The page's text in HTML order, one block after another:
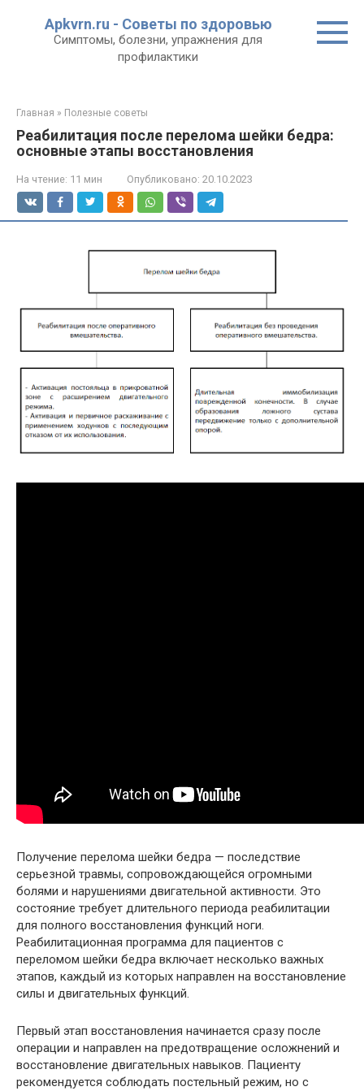
Apkvrn.ru - Советы по здоровью
Симптомы, болезни, упражнения для
профилактики
Главная » Полезные советы
Реабилитация после перелома шейки бедра:
основные этапы восстановления
На чтение: 11 мин Опубликовано: 20.10.2023
Получение перелома шейки бедра — последствие
серьезной травмы, сопровождающейся огромными
болями и нарушениями двигательной активности. Это
состояние требует длительного периода реабилитации
для полного восстановления функций ноги.
Реабилитационная программа для пациентов с
переломом шейки бедра включает несколько важных
этапов, каждый из которых направлен на восстановление
силы и двигательных функций.
Первый этап восстановления начинается сразу после
операции и направлен на предотвращение осложнений и
восстановление двигательных навыков. Пациенту
рекомендуется соблюдать постельный режим, но с